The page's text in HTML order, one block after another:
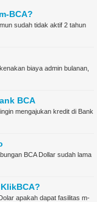
BCA?
sudah tidak aktif 2 tahun
biaya admin bulanan,
BCA
mengajukan kredit di Bank
BCA Dollar sudah lama
apakah dapat fasilitas m-